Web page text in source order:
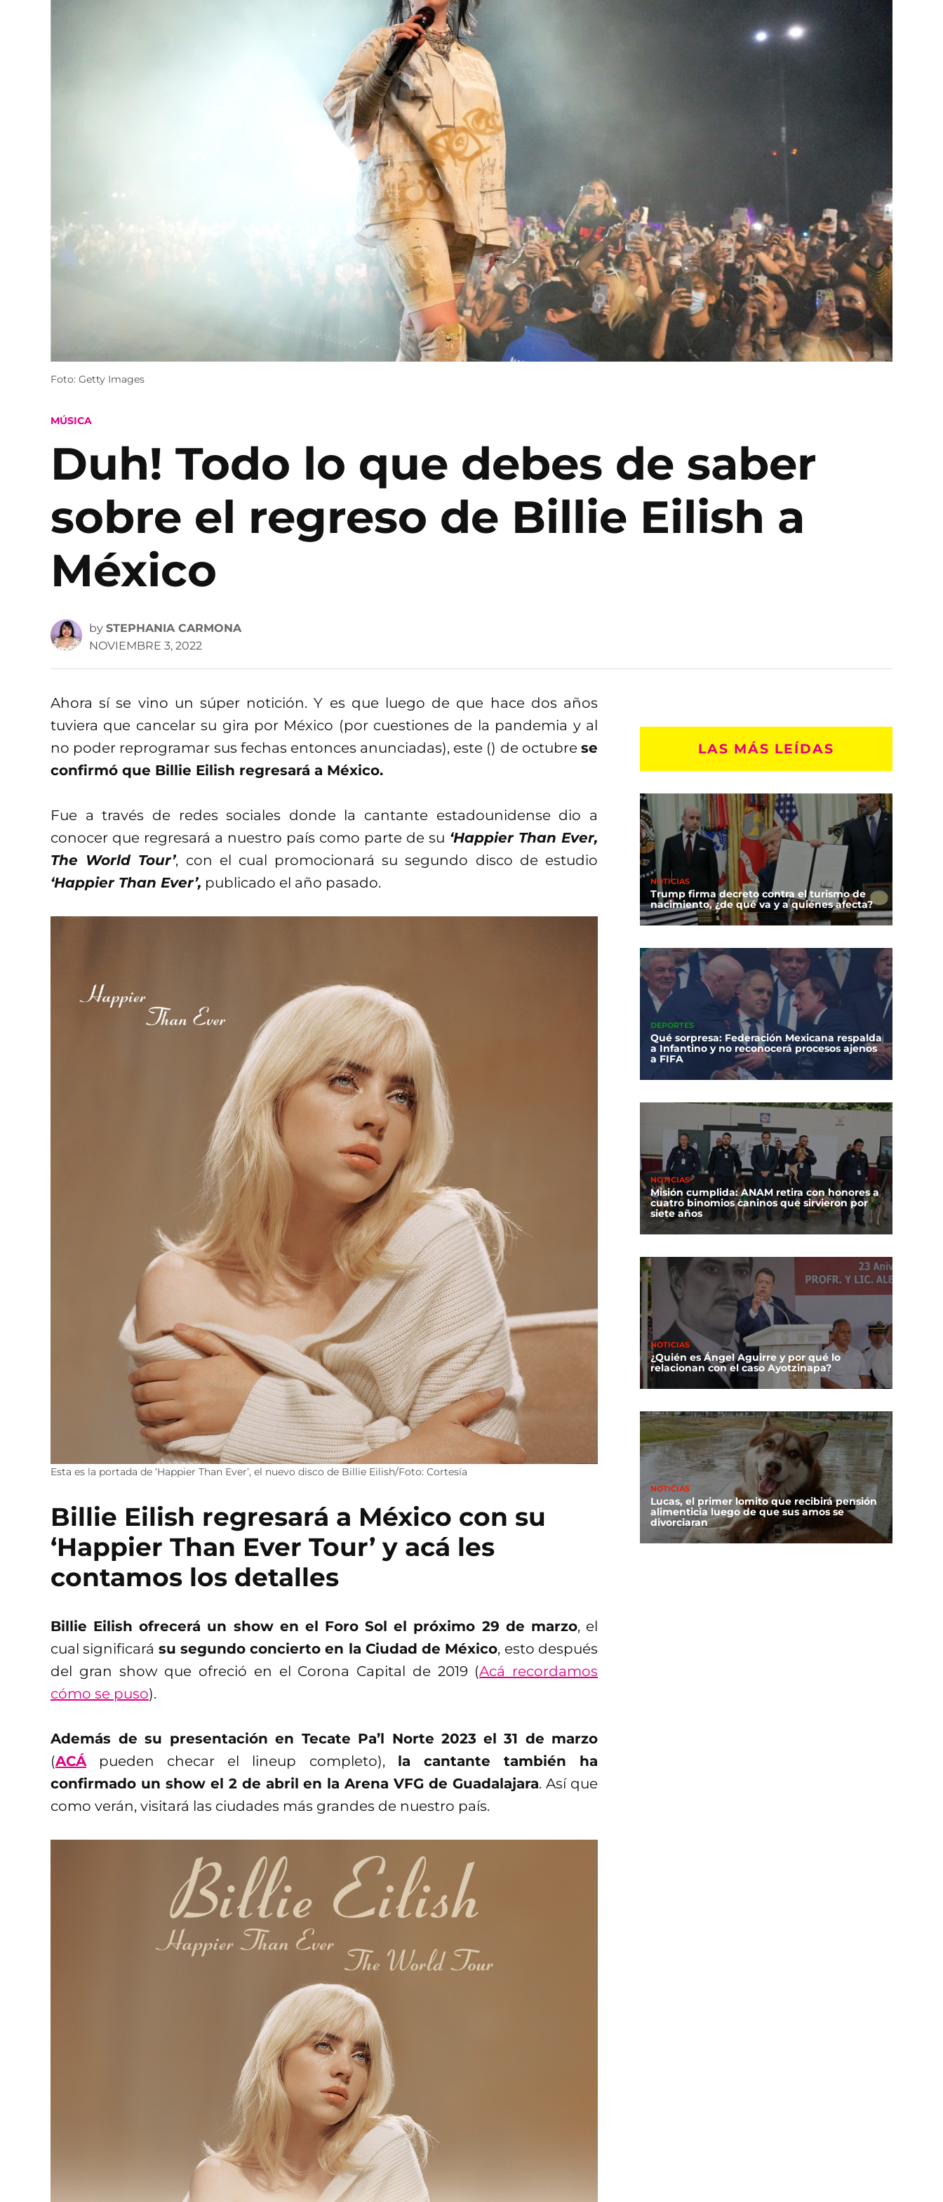
Foto: Getty Images
POSTED
MÚSICA
Duh! Todo lo que debes de saber
sobre el regreso de Billie Eilish a
México
by STEPHANIA CARMONA
NOVIEMBRE 3, 2022
Ahora sí se vino un súper notición. Y es que luego de que hace dos años
tuviera que cancelar su gira por México (por cuestiones de la pandemia y al
no poder reprogramar sus fechas entonces anunciadas), este () de octubre se
confirmó que Billie Eilish regresará a México.
Fue a través de redes sociales donde la cantante estadounidense dio a
conocer que regresará a nuestro país como parte de su ‘Happier Than Ever,
The World Tour’, con el cual promocionará su segundo disco de estudio
‘Happier Than Ever’, publicado el año pasado.
Esta es la portada de ‘Happier Than Ever’, el nuevo disco de Billie Eilish/Foto: Cortesía
Billie Eilish regresará a México con su
‘Happier Than Ever Tour’ y acá les
contamos los detalles
Billie Eilish ofrecerá un show en el Foro Sol el próximo 29 de marzo, el
cual significará su segundo concierto en la Ciudad de México, esto después
del gran show que ofreció en el Corona Capital de 2019 (Acá recordamos
cómo se puso).
Además de su presentación en Tecate Pa’l Norte 2023 el 31 de marzo
(ACÁpueden checar el lineup completo), la cantante también ha
confirmado un show el 2 de abril en la Arena VFG de Guadalajara. Así que
como verán, visitará las ciudades más grandes de nuestro país.
LAS MÁS LEÍDAS
NOTICIAS
Trump firma decreto contra el turismo de
nacimiento, ¿de qué va y a quiénes afecta?
DEPORTES
Qué sorpresa: Federación Mexicana respalda
a Infantino y no reconocerá procesos ajenos
a FIFA
NOTICIAS
Misión cumplida: ANAM retira con honores a
cuatro binomios caninos que sirvieron por
siete años
NOTICIAS
¿Quién es Ángel Aguirre y por qué lo
relacionan con el caso Ayotzinapa?
NOTICIAS
Lucas, el primer lomito que recibirá pensión
alimenticia luego de que sus amos se
divorciaran